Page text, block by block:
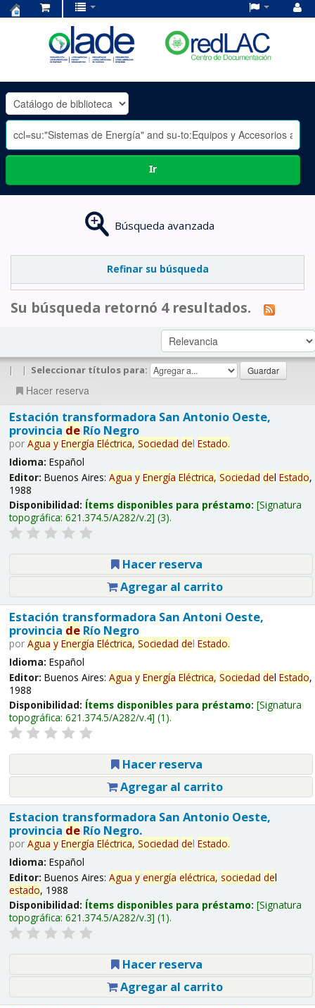
OLADE
-
Ir
Búsqueda avanzada
Refinar su búsqueda
Su búsqueda retornó 4 resultados.
| | Seleccionar títulos para:
Hacer reserva
Estación transformadora San Antonio Oeste,
provincia deRío Negro
por Agua y Energía Eléctrica, Sociedad del Estado.
Idioma: Español
Editor: Buenos Aires: Agua y Energía Eléctrica, Sociedad del Estado,
1988
Disponibilidad: Ítems disponibles para préstamo: Signatura
topográfica: 621.374.5/A282/v.2 (3).
Hacer reserva
Agregar al carrito
Estación transformadora San Antoni Oeste,
provincia deRío Negro
por Agua y Energía Eléctrica, Sociedad del Estado.
Idioma: Español
Editor: Buenos Aires: Agua y Energía Eléctrica, Sociedad del Estado,
1988
Disponibilidad: Ítems disponibles para préstamo: Signatura
topográfica: 621.374.5/A282/v.4 (1).
Hacer reserva
Agregar al carrito
Estacion transformadora San Antonio Oeste,
provincia deRío Negro.
por Agua y Energía Eléctrica, Sociedad del Estado.
Idioma: Español
Editor: Buenos Aires: Agua y energía eléctrica, sociedad del
estado, 1988
Disponibilidad: Ítems disponibles para préstamo: Signatura
topográfica: 621.374.5/A282/v.3 (1).
Hacer reserva
Agregar al carrito